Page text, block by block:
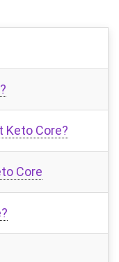
Keto Core?
Core